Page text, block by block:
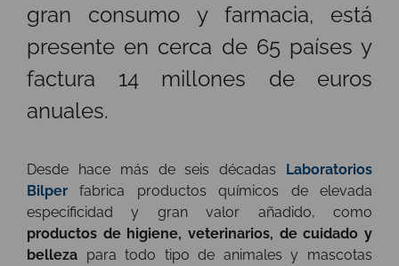
gran consumo y farmacia, está
presente en cerca de 65 países y
factura 14 millones de euros
anuales.
Desde hace más de seis décadas Laboratorios
Bilper fabrica productos químicos de elevada
especificidad y gran valor añadido, como
productos de higiene, veterinarios, de cuidado y
belleza para todo tipo de animales y mascotas